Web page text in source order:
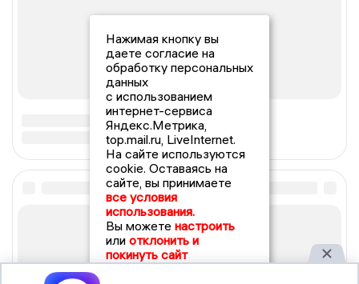
Нажимая кнопку вы
даете согласие на
обработку персональных
данных
с использованием
интернет-сервиса
Яндекс.Метрика,
top.mail.ru, LiveInternet.
На сайте используются
cookie. Оставаясь на
сайте, вы принимаете
все условия
использования.
Вы можете настроить
или отклонить и
покинуть сайт